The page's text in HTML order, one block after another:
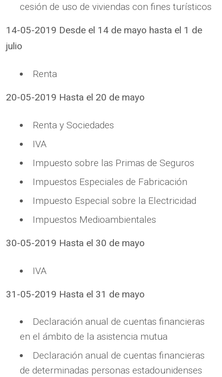
cesión de uso de viviendas con fines turísticos
14-05-2019 Desde el 14 de mayo hasta el 1 de
julio
Renta
20-05-2019 Hasta el 20 de mayo
Renta y Sociedades
IVA
Impuesto sobre las Primas de Seguros
Impuestos Especiales de Fabricación
Impuesto Especial sobre la Electricidad
Impuestos Medioambientales
30-05-2019 Hasta el 30 de mayo
IVA
31-05-2019 Hasta el 31 de mayo
Declaración anual de cuentas financieras
en el ámbito de la asistencia mutua
Declaración anual de cuentas financieras
de determinadas personas estadounidenses